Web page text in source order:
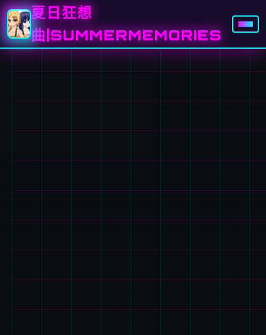
夏日狂想
曲|SUMMERMEMORIES